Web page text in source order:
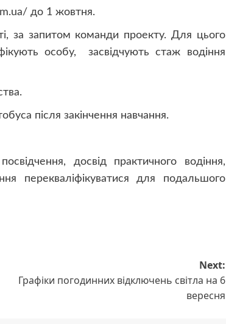
до 1 жовтня.
за запитом команди проекту. Для цього
особу, засвідчують стаж водіння
після закінчення навчання.
досвід практичного водіння,
перекваліфікуватися для подальшого
Next:
Графіки погодинних відключень світла на 6
вересня